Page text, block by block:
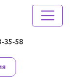
35-58